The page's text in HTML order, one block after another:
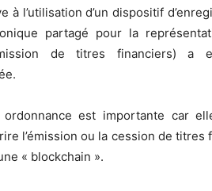
à l’utilisation d’un dispositif
partagé pour la
de titres financiers) a
ordonnance est importante car
l’émission ou la cession de titres
« blockchain ».